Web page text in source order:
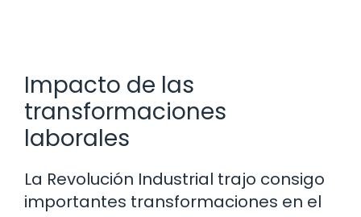
Impacto de las
transformaciones
laborales
La Revolución Industrial trajo consigo
importantes transformaciones en el